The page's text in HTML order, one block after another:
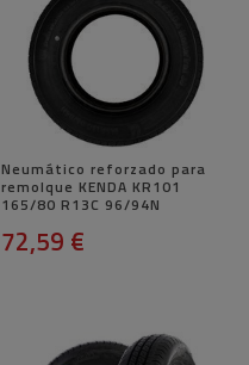
Neumático reforzado para
remolque KENDA KR101
165/80 R13C 96/94N
72,59 €